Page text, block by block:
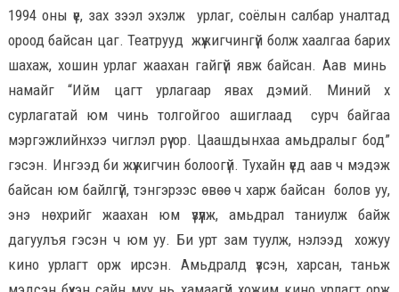
1994 оны үе, зах зээл эхэлж урлаг, соёлын салбар уналтад
ороод байсан цаг. Театрууд жүжигчингүй болж хаалгаа барих
шахаж, хошин урлаг жаахан гайгүй явж байсан. Аав минь
намайг “Ийм цагт урлагаар явах дэмий. Миний хүү
сурлагатай юм чинь толгойгоо ашиглаад сурч байгаа
мэргэжлийнхээ чиглэл рүү ор. Цаашдынхаа амьдралыг бод”
гэсэн. Ингээд би жүжигчин болоогүй. Тухайн үед аав ч мэдэж
байсан юм байлгүй, тэнгэрээс өвөө ч харж байсан болов уу,
энэ нөхрийг жаахан юм үзүүлж, амьдрал таниулж байж
дагуулъя гэсэн ч юм уу. Би урт зам туулж, нэлээд хожуу
кино урлагт орж ирсэн. Амьдралд үзсэн, харсан, таньж